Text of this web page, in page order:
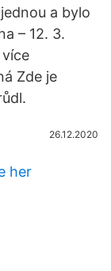
a bylo
– 12. 3.
Zde je
26.12.2020
her